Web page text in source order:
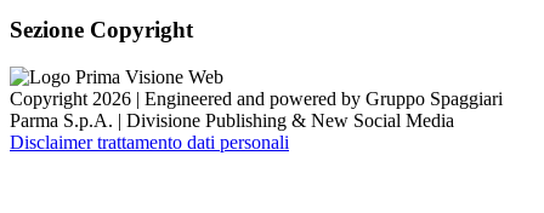
Sezione Copyright
Copyright 2026 | Engineered and powered by Gruppo Spaggiari
Parma S.p.A. | Divisione Publishing & New Social Media
Disclaimer trattamento dati personali